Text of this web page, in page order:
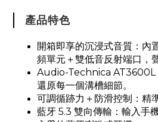
產品特色
開箱即享的沉浸式音質：內
頻單元＋雙低音反射端口，
Audio-Technica AT3600L
還原每一個溝槽細節。
可調循跡力＋防滑控制：精
藍牙 5.3 雙向傳輸：輸入手